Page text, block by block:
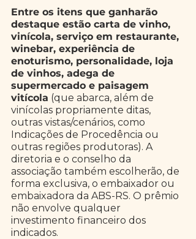
Entre os itens que ganharão
destaque estão carta de vinho,
vinícola, serviço em restaurante,
winebar, experiência de
enoturismo, personalidade, loja
de vinhos, adega de
supermercado e paisagem
vitícola (que abarca, além de
vinícolas propriamente ditas,
outras vistas/cenários, como
Indicações de Procedência ou
outras regiões produtoras). A
diretoria e o conselho da
associação também escolherão, de
forma exclusiva, o embaixador ou
embaixadora da ABS-RS. O prêmio
não envolve qualquer
investimento financeiro dos
indicados.